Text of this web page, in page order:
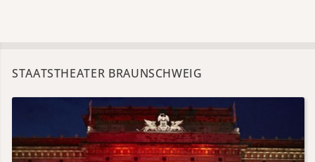
STAATSTHEATER BRAUNSCHWEIG